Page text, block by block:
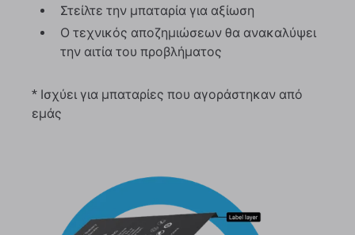
Στείλτε την μπαταρία για αξίωση
Ο τεχνικός αποζημιώσεων θα ανακαλύψει
την αιτία του προβλήματος
* Ισχύει για μπαταρίες που αγοράστηκαν από
εμάς